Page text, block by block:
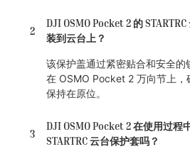
2
DJI OSMO Pocket 2 的
装到云台上？
该保护盖通过紧密贴合和安全的
在 OSMO Pocket 2 万向节上，
保持在原位。
3
DJI OSMO Pocket 2 在使用过程
STARTRC 云台保护套吗？